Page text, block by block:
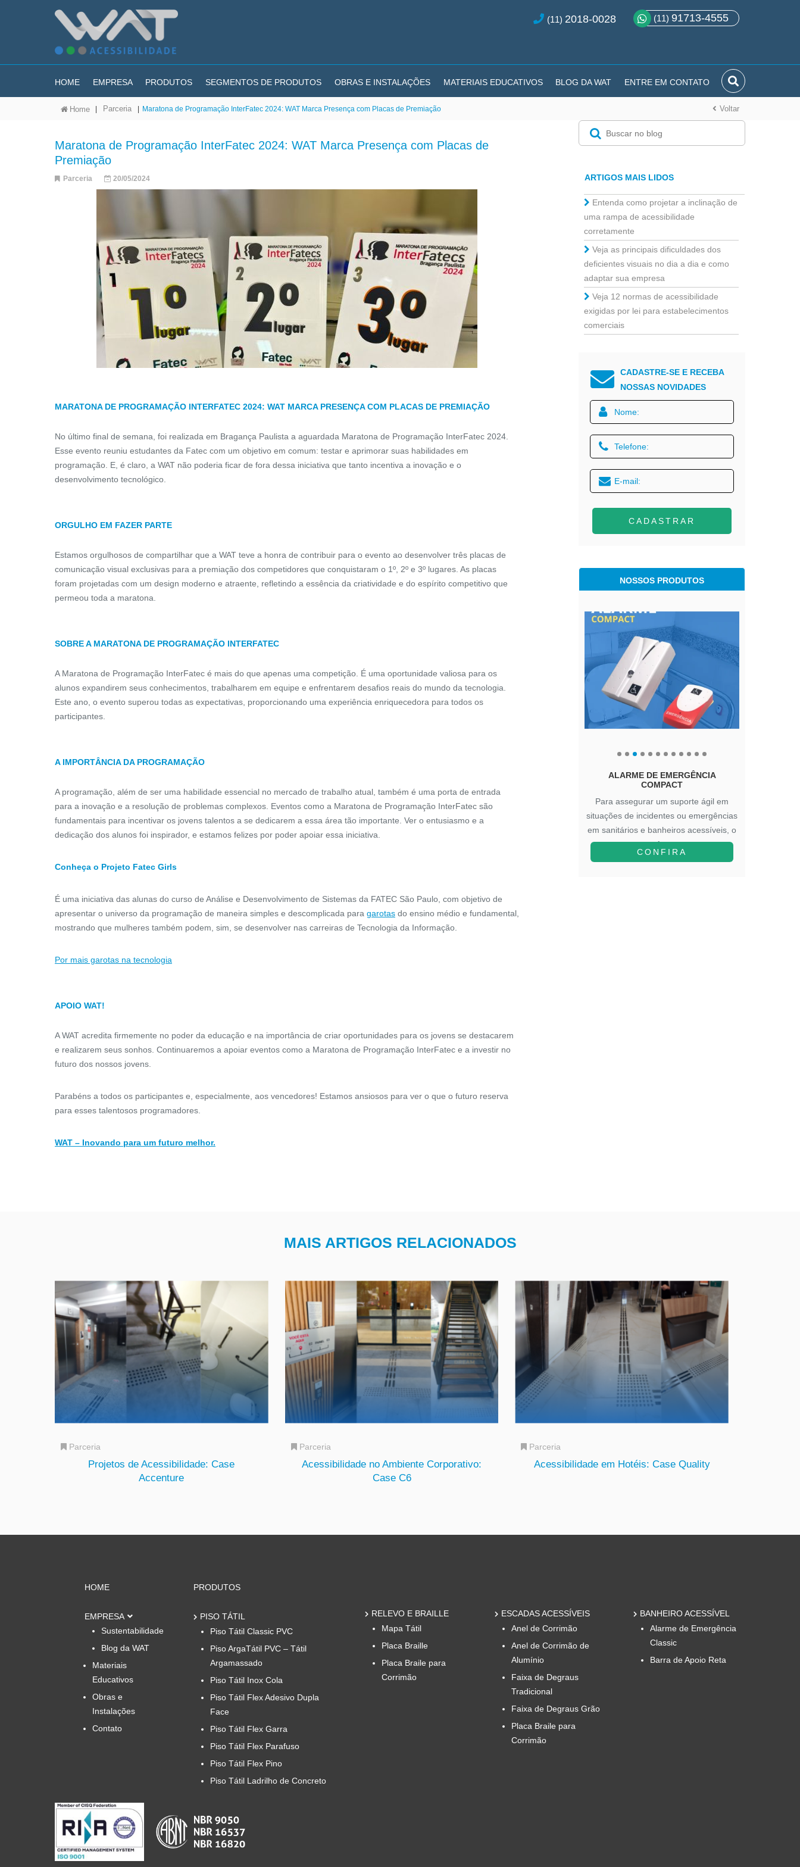
(11) 91713-4555
(11) 2018-0028
HOME EMPRESA PRODUTOS SEGMENTOS DE PRODUTOS OBRAS E INSTALAÇÕES MATERIAIS EDUCATIVOS BLOG DA WAT ENTRE EM CONTATO
Home | Parceria | Maratona de Programação InterFatec 2024: WAT Marca Presença com Placas de Premiação Voltar
Maratona de Programação InterFatec 2024: WAT Marca Presença com Placas de
Premiação
Parceria 20/05/2024
MARATONA DE PROGRAMAÇÃO INTERFATEC 2024: WAT MARCA PRESENÇA COM PLACAS DE PREMIAÇÃO
No último final de semana, foi realizada em Bragança Paulista a aguardada Maratona de Programação InterFatec 2024.
Esse evento reuniu estudantes da Fatec com um objetivo em comum: testar e aprimorar suas habilidades em
programação. E, é claro, a WAT não poderia ficar de fora dessa iniciativa que tanto incentiva a inovação e o
desenvolvimento tecnológico.
ORGULHO EM FAZER PARTE
Estamos orgulhosos de compartilhar que a WAT teve a honra de contribuir para o evento ao desenvolver três placas de
comunicação visual exclusivas para a premiação dos competidores que conquistaram o 1º, 2º e 3º lugares. As placas
foram projetadas com um design moderno e atraente, refletindo a essência da criatividade e do espírito competitivo que
permeou toda a maratona.
SOBRE A MARATONA DE PROGRAMAÇÃO INTERFATEC
A Maratona de Programação InterFatec é mais do que apenas uma competição. É uma oportunidade valiosa para os
alunos expandirem seus conhecimentos, trabalharem em equipe e enfrentarem desafios reais do mundo da tecnologia.
Este ano, o evento superou todas as expectativas, proporcionando uma experiência enriquecedora para todos os
participantes.
A IMPORTÂNCIA DA PROGRAMAÇÃO
A programação, além de ser uma habilidade essencial no mercado de trabalho atual, também é uma porta de entrada
para a inovação e a resolução de problemas complexos. Eventos como a Maratona de Programação InterFatec são
fundamentais para incentivar os jovens talentos a se dedicarem a essa área tão importante. Ver o entusiasmo e a
dedicação dos alunos foi inspirador, e estamos felizes por poder apoiar essa iniciativa.
Conheça o Projeto Fatec Girls
É uma iniciativa das alunas do curso de Análise e Desenvolvimento de Sistemas da FATEC São Paulo, com objetivo de
apresentar o universo da programação de maneira simples e descomplicada para garotas do ensino médio e fundamental,
mostrando que mulheres também podem, sim, se desenvolver nas carreiras de Tecnologia da Informação.
Por mais garotas na tecnologia
APOIO WAT!
A WAT acredita firmemente no poder da educação e na importância de criar oportunidades para os jovens se destacarem
e realizarem seus sonhos. Continuaremos a apoiar eventos como a Maratona de Programação InterFatec e a investir no
futuro dos nossos jovens.
Parabéns a todos os participantes e, especialmente, aos vencedores! Estamos ansiosos para ver o que o futuro reserva
para esses talentosos programadores.
WAT – Inovando para um futuro melhor.
ARTIGOS MAIS LIDOS
Entenda como projetar a inclinação de
uma rampa de acessibilidade
corretamente
Veja as principais dificuldades dos
deficientes visuais no dia a dia e como
adaptar sua empresa
Veja 12 normas de acessibilidade
exigidas por lei para estabelecimentos
comerciais
CADASTRE-SE E RECEBA
NOSSAS NOVIDADES
CADASTRAR
NOSSOS PRODUTOS
As barras de apoio reta auxiliam na
segurança e Acessibilidade de
ambientes sanitários, auxiliando pessoas
O Adesivo S.I.A é a sinalização
obrigatória para identificar espaços
reservados ou prioritários para pessoas
Para garantir o rápido atendimento em
casos de acidentes ou outros problemas
ALARME DE EMERGÊNCIA
COMPACT
Para assegurar um suporte ágil em
situações de incidentes ou emergências
em sanitários e banheiros acessíveis, o
A...
CONFIRA
MAIS ARTIGOS RELACIONADOS
Parceria
Projetos de Acessibilidade: Case
Accenture
Parceria
Acessibilidade no Ambiente Corporativo:
Case C6
Parceria
Acessibilidade em Hotéis: Case Quality
HOME
EMPRESA
Sustentabilidade
Blog da WAT
Materiais
Educativos
Obras e
Instalações
Contato
PRODUTOS
PISO TÁTIL
Piso Tátil Classic PVC
Piso ArgaTátil PVC – Tátil
Argamassado
Piso Tátil Inox Cola
Piso Tátil Flex Adesivo Dupla
Face
Piso Tátil Flex Garra
Piso Tátil Flex Parafuso
Piso Tátil Flex Pino
Piso Tátil Ladrilho de Concreto
RELEVO E BRAILLE
Mapa Tátil
Placa Braille
Placa Braile para
Corrimão
ESCADAS ACESSÍVEIS
Anel de Corrimão
Anel de Corrimão de
Alumínio
Faixa de Degraus
Tradicional
Faixa de Degraus Grão
Placa Braile para
Corrimão
BANHEIRO ACESSÍVEL
Alarme de Emergência
Classic
Barra de Apoio Reta